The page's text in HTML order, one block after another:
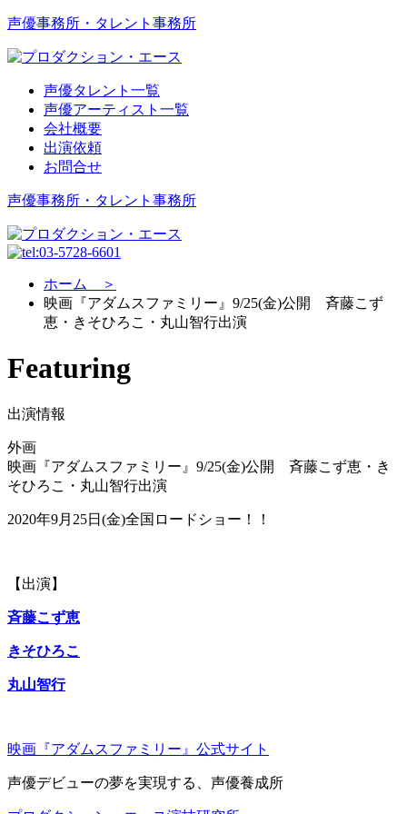
声優事務所・タレント事務所
声優タレント一覧
声優アーティスト一覧
会社概要
出演依頼
お問合せ
声優事務所・タレント事務所
ホーム ＞
映画『アダムスファミリー』9/25(金)公開 斉藤こず
恵・きそひろこ・丸山智行出演
Featuring
出演情報
外画
映画『アダムスファミリー』9/25(金)公開 斉藤こず恵・き
そひろこ・丸山智行出演
2020年9月25日(金)全国ロードショー！！
【出演】
斉藤こず恵
きそひろこ
丸山智行
映画『アダムスファミリー』公式サイト
声優デビューの夢を実現する、声優養成所